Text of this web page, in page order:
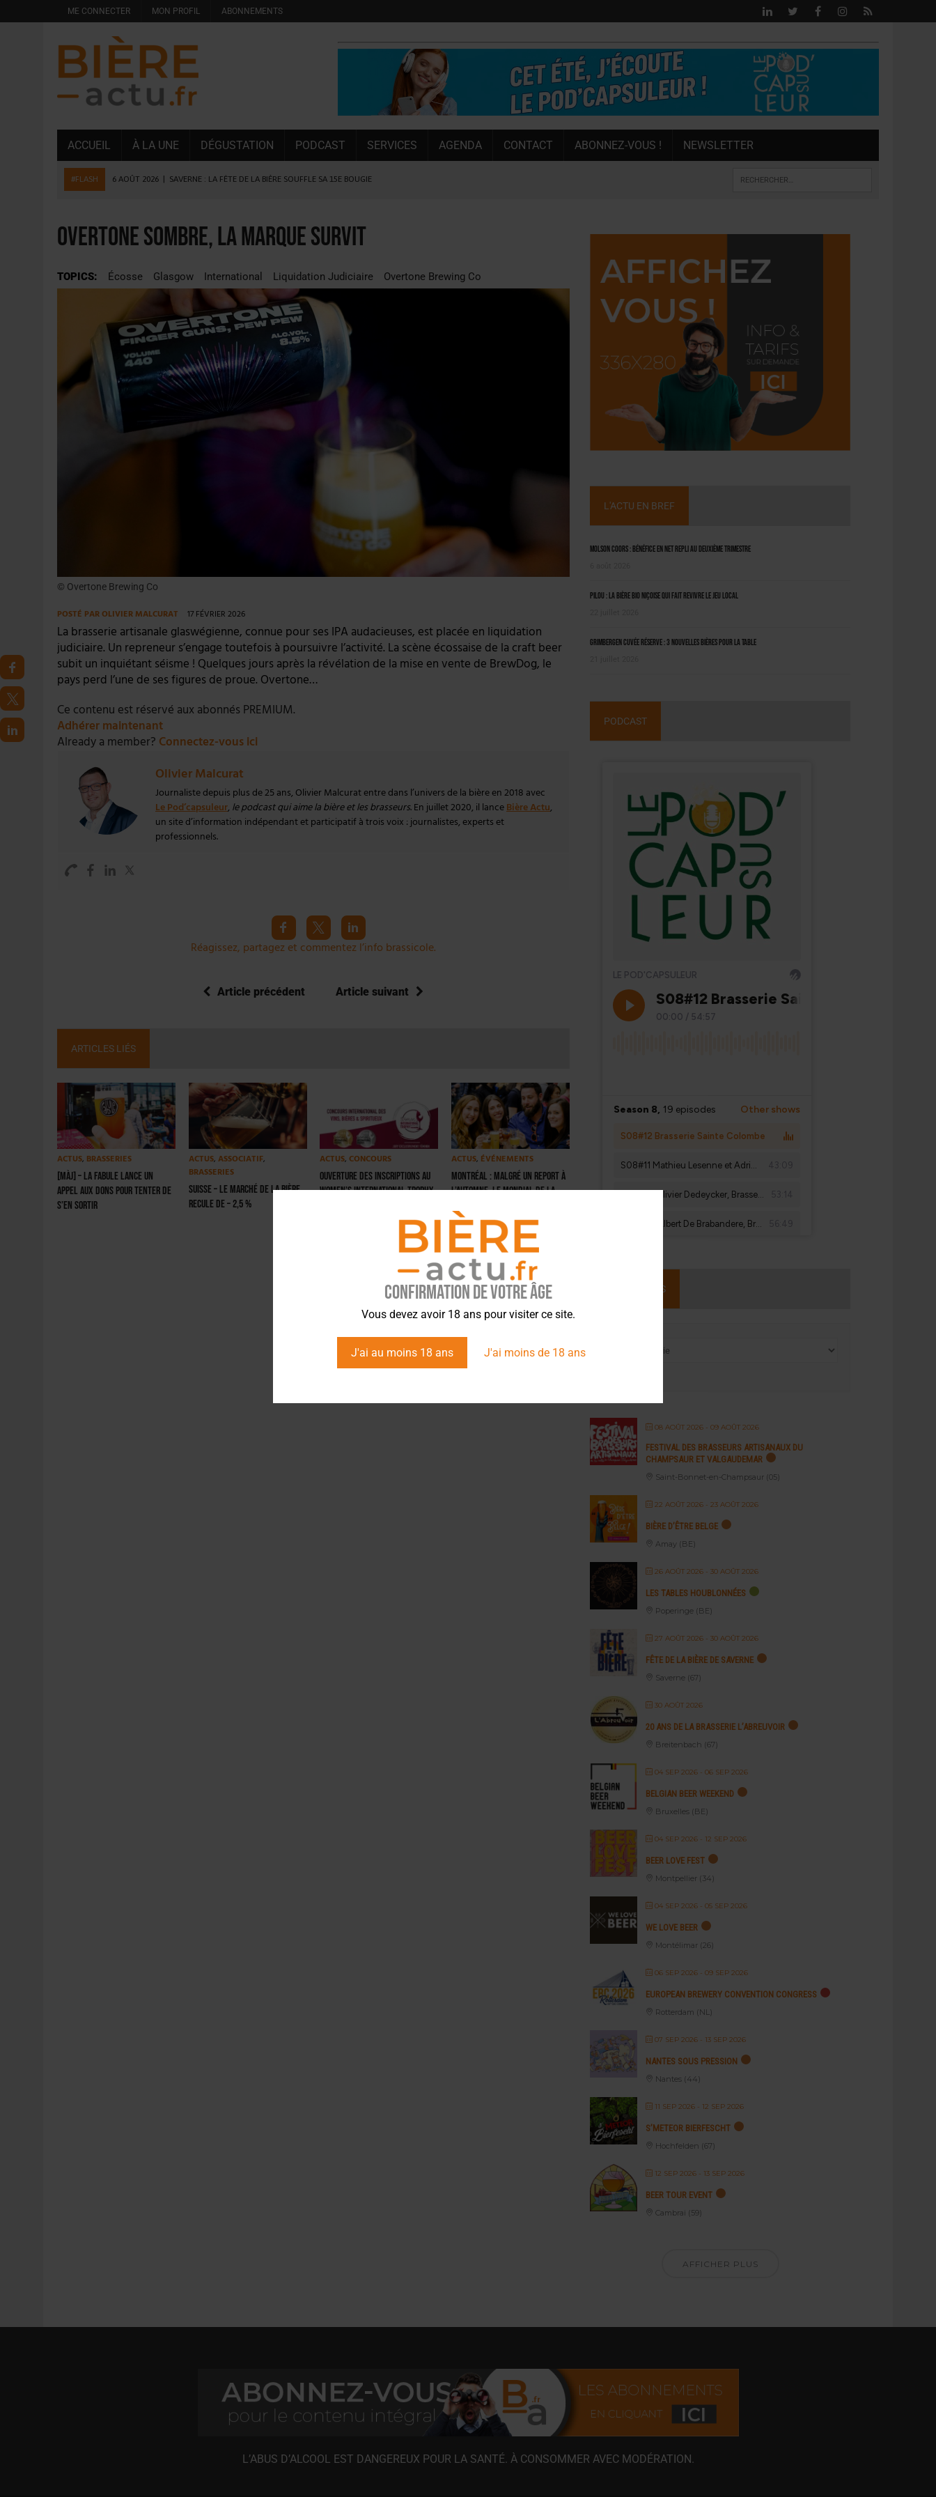
Confirmation de votre âge
Vous devez avoir 18 ans pour visiter ce site.
J'ai au moins 18 ans J'ai moins de 18 ans
ME CONNECTER MON PROFIL ABONNEMENTS
ACCUEIL À LA UNE DÉGUSTATION PODCAST SERVICES AGENDA CONTACT ABONNEZ-VOUS ! NEWSLETTER
#FLASH 6 AOÛT 2026 SAVERNE : LA FÊTE DE LA BIÈRE SOUFFLE SA 15E BOUGIE
5 AOÛT 2026 | ISÈRE : LA BRASSERIE DU DAUPHINÉ AUGMENTE SA CAPACITÉ DE 50 %
4 AOÛT 2026 DESPERADOS AVENIDA : 3 INNOVATIONS LATINES DE L’ÉTÉ
4 AOÛT 2026 LA GÉNÉRATION Z ET LA MODÉRATION RÉINVENTENT LE MARCHÉ [ÉTUDE]
CONSOMMATION : LA VISION DU GROUPE ANTHONY MARTIN
PODCAST – BRASSERIE SAINTE COLOMBE, 30 ANS, PIONNIÈRE EN ILLE-ET-VILAINE
7 AOÛT 2026 | LA GRANDE RÉSERVE 2026 CÉLÈBRE LES 70 ANS DE LA CHIMAY BLEUE
Overtone sombre, la marque survit
TOPICS: Écosse Glasgow International Liquidation Judiciaire Overtone Brewing Co
© Overtone Brewing Co
POSTÉ PAROLIVIER MALCURAT 17 FÉVRIER 2026
La brasserie artisanale glaswégienne, connue pour ses IPA audacieuses, est placée en liquidation
judiciaire. Un repreneur s’engage toutefois à poursuivre l’activité. La scène écossaise de la craft beer
subit un inquiétant séisme ! Quelques jours après la révélation de la mise en vente de BrewDog, le
pays perd l’une de ses figures de proue. Overtone…
Ce contenu est réservé aux abonnés PREMIUM.
Adhérer maintenant
Already a member? Connectez-vous ici
Olivier Malcurat
Journaliste depuis plus de 25 ans, Olivier Malcurat entre dans l’univers de la bière en 2018 avec
Le Pod’capsuleur, le podcast qui aime la bière et les brasseurs. En juillet 2020, il lance Bière Actu,
un site d’information indépendant et participatif à trois voix : journalistes, experts et
professionnels.
Réagissez, partagez et commentez l’info brassicole.
Article précédent Article suivant
ARTICLES LIÉS
ACTUS, BRASSERIES
[MàJ] – La Fabule lance un
appel aux dons pour tenter de
s’en sortir
ACTUS, ASSOCIATIF,
BRASSERIES
SUISSE – Le marché de la bière
recule de – 2,5 %
ACTUS,CONCOURS
Ouverture des inscriptions au
Women’s International Trophy
ACTUS, ÉVÉNEMENTS
Montréal : Malgré un report à
l’automne, le Mondial de la
semaine
L'ACTU EN BREF
Molson Coors : bénéfice en net repli au deuxième trimestre
Pilou : la bière bio niçoise qui fait revivre le jeu local
Grimbergen Cuvée Réserve : 3 nouvelles bières pour la table
PODCAST
ÉVÉNEMENTS
08 AOÛT 2026 - 09 AOÛT 2026
FESTIVAL DES BRASSEURS ARTISANAUX DU
CHAMPSAUR ET VALGAUDEMAR
Saint-Bonnet-en-Champsaur (05)
22 AOÛT 2026 - 23 AOÛT 2026
BIÈRE D’ÊTRE BELGE
Amay (BE)
26 AOÛT 2026 - 30 AOÛT 2026
LES TABLES HOUBLONNÉES
Poperinge (BE)
27 AOÛT 2026 - 30 AOÛT 2026
FÊTE DE LA BIÈRE DE SAVERNE
Saverne (67)
30 AOÛT 2026
20 ANS DE LA BRASSERIE L’ABREUVOIR
Breitenbach (67)
04 SEP 2026 - 06 SEP 2026
BELGIAN BEER WEEKEND
Bruxelles (BE)
04 SEP 2026 - 12 SEP 2026
BEER LOVE FEST
Montpellier (34)
04 SEP 2026 - 05 SEP 2026
WE LOVE BEER
Montélimar (26)
06 SEP 2026 - 09 SEP 2026
EUROPEAN BREWERY CONVENTION CONGRESS
Rotterdam (NL)
07 SEP 2026 - 13 SEP 2026
NANTES SOUS PRESSION
Nantes (44)
11 SEP 2026 - 12 SEP 2026
S’METEOR BIERFESCHT
Hochfelden (67)
12 SEP 2026 - 13 SEP 2026
BEER TOUR EVENT
Cambrai (59)
AFFICHER PLUS
L’ABUS D’ALCOOL EST DANGEREUX POUR LA SANTÉ. À CONSOMMER AVEC MODÉRATION.